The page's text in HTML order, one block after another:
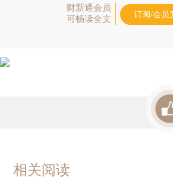
财新通会员
可畅读全文
订阅/会员
相关阅读